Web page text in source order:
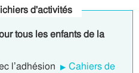
d'activités
tous les enfants de la
l’adhésion
Cahiers de